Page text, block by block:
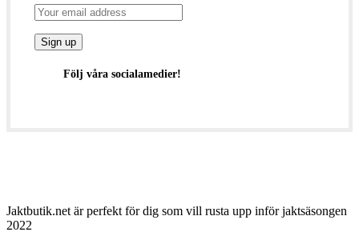
Följ våra socialamedier!
Jaktbutik.net är perfekt för dig som vill rusta upp inför jaktsäsongen
2022